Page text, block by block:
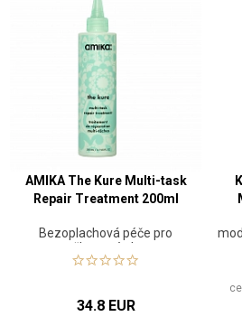
AMIKA The Kure Multi-task
Repair Treatment 200ml
Bezoplachová péče pro
poškozené vlasy
34.8 EUR